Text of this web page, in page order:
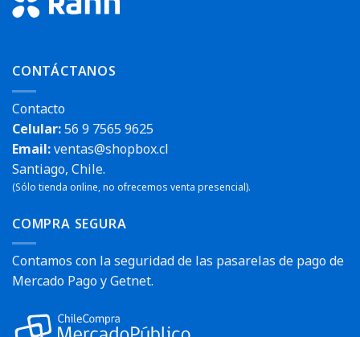
CONTÁCTANOS
Contacto
Celular:56 9 7565 9625
Email:ventas@shopbox.cl
Santiago, Chile.
(Sólo tienda online, no ofrecemos venta presencial).
COMPRA SEGURA
Contamos con la seguridad de las pasarelas de pago de
Mercado Pago y Getnet.